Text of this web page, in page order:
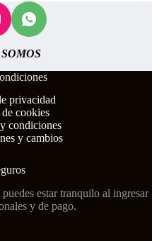
privacidad
cookies
condiciones
y cambios
estar tranquilo al ingresar
y de pago.